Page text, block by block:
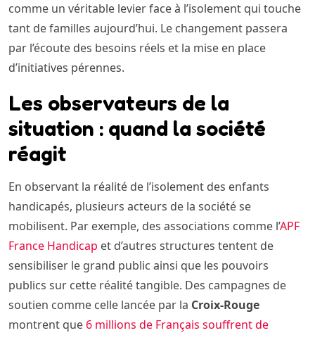
comme un véritable levier face à l’isolement qui touche
tant de familles aujourd’hui. Le changement passera
par l’écoute des besoins réels et la mise en place
d’initiatives pérennes.
Les observateurs de la
situation : quand la société
réagit
En observant la réalité de l’isolement des enfants
handicapés, plusieurs acteurs de la société se
mobilisent. Par exemple, des associations comme l’APF
France Handicap et d’autres structures tentent de
sensibiliser le grand public ainsi que les pouvoirs
publics sur cette réalité tangible. Des campagnes de
soutien comme celle lancée par la Croix-Rouge
montrent que 6 millions de Français souffrent de